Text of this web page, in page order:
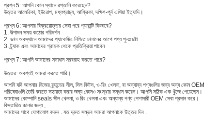
প্রশ্ন 5: আপনি কোন স্থানে রপ্তানি করেছেন?
উত্তর আমেরিকা, ইউরোপ, মধ্যপ্রাচ্য, আফ্রিকা, দক্ষিণ-পূর্ব এশিয়া ইত্যাদি।
প্রশ্ন 6: আপনার বিক্রয়োত্তর সেবা পরে গ্যারান্টি কিভাবে?
1. উত্পাদন সময় কঠোর পরিদর্শন
2. ভাল অবস্থানে আমাদের প্যাকেজিং নিশ্চিত চালানের আগে পণ্য পুনঃচেষ্টা
3. ট্র্যাক এবং আমাদের গ্রাহক থেকে প্রতিক্রিয়া পাবেন
প্রশ্ন 7: আপনি আমাদের সমাধান সরবরাহ করতে পারে?
উত্তর: অবশ্যই আমরা করতে পারি।
আপনি যদি আপনার নিজের ব্র্যান্ডের সীল, সিল কিটস, ও-রিং খেলনা, বা অন্যান্য পণ্যগুলির জন্য অন্য কোন OEM
পরিষেবাগুলি তৈরি করতে সহায়তা করার জন্য কোনও সংস্থার সন্ধান করেন। আপনি সঠিক এক খুঁজে পেয়েছেন।
আমাদের কোম্পানি seals সীল খেলনা, ও রিং খেলনা এবং অন্যান্য পণ্য পেশাদারী OEM সেবা প্রদান করে।
বিস্তারিত জানার জন্য ,
আমাদের সাথে যোগাযোগ করুন . যত দ্রুত সম্ভব আমরা আপনাকে উত্তর দিব .